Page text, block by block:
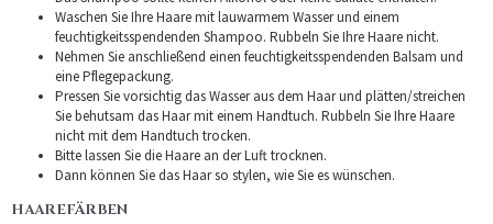
Waschen Sie Ihre Haare mit lauwarmem Wasser und einem
feuchtigkeitsspendenden Shampoo. Rubbeln Sie Ihre Haare nicht.
Nehmen Sie anschließend einen feuchtigkeitsspendenden Balsam und
eine Pflegepackung.
Pressen Sie vorsichtig das Wasser aus dem Haar und plätten/streichen
Sie behutsam das Haar mit einem Handtuch. Rubbeln Sie Ihre Haare
nicht mit dem Handtuch trocken.
Bitte lassen Sie die Haare an der Luft trocknen.
Dann können Sie das Haar so stylen, wie Sie es wünschen.
HAAREFÄRBEN